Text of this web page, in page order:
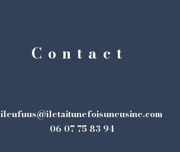
Contact
ileufuus@iletaitunefoisuneusine.com
06 07 75 83 94